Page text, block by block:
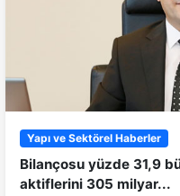
Yapı ve Sektörel Haberler
Bilançosu yüzde 31,9
aktiflerini 305 milyar...